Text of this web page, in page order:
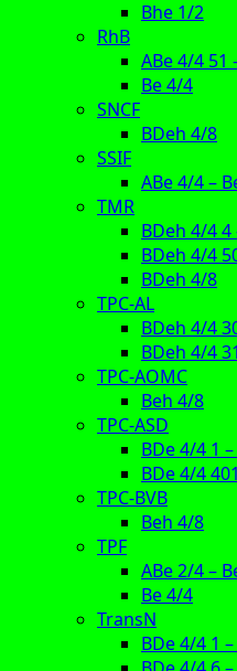
Bhe 1/2
RhB
ABe 4/4 51
Be 4/4
SNCF
BDeh 4/8
SSIF
ABe 4/4 –
TMR
BDeh 4/4 4
BDeh 4/4
BDeh 4/8
TPC-AL
BDeh 4/4
BDeh 4/4
TPC-AOMC
Beh 4/8
TPC-ASD
BDe 4/4 1
BDe 4/4
TPC-BVB
Beh 4/8
TPF
ABe 2/4 –
Be 4/4
TransN
BDe 4/4 1